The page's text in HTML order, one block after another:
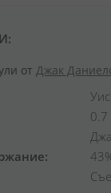
от Джак
0.7